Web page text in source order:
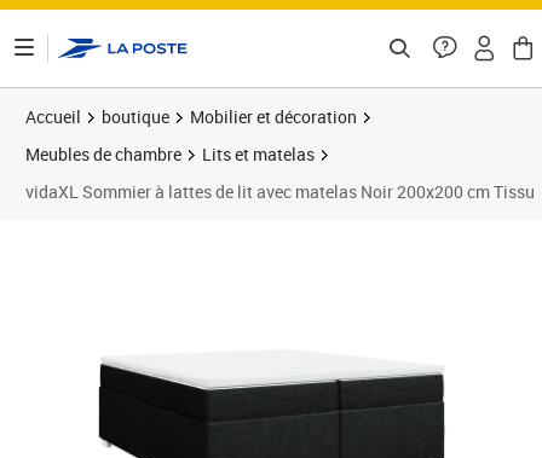
Accueil boutique
Mobilier et décoration
Meubles de chambre
Lits et matelas
vidaXL Sommier à lattes de lit avec matelas Noir 200x200 cm Tissu